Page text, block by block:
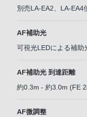
別売LA-EA2、LA-EA4
AF補助光
可視光LEDによる補助
AF補助光 到達距離
約0.3m - 約3.0m (FE
AF微調整